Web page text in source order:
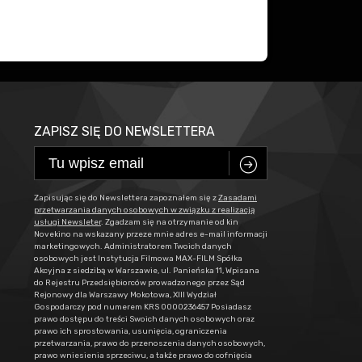
ZAPISZ SIĘ DO NEWSLETTERA
C
Zapisując się do Newslettera zapoznałem się zZasadami
przetwarzania danych osobowych w związku z realizacją
usługi Newsleter. Zgadzam się na otrzymanie od kin
Novekino na wskazany przeze mnie adres e-mail informacji
marketingowych. Administratorem Twoich danych
osobowych jest Instytucja Filmowa MAX-FILM Spółka
Akcyjna z siedzibą w Warszawie, ul. Panieńska 11, Wpisana
do Rejestru Przedsiębiorców prowadzonego przez Sąd
Rejonowy dla Warszawy Mokotowa, XIII Wydział
Gospodarczy pod numerem KRS 0000236457 Posiadasz
prawo dostępu do treści Swoich danych osobowych oraz
prawo ich sprostowania, usunięcia, ograniczenia
przetwarzania, prawo do przenoszenia danych osobowych,
prawo wniesienia sprzeciwu, a także prawo do cofnięcia